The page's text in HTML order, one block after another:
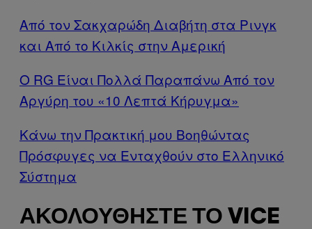
Από τον Σακχαρώδη Διαβήτη στα Ρινγκ
και Από το Κιλκίς στην Αμερική
Ο RG Είναι Πολλά Παραπάνω Από τον
Αργύρη του «10 Λεπτά Κήρυγμα»
Κάνω την Πρακτική μου Βοηθώντας
Πρόσφυγες να Ενταχθούν στο Ελληνικό
Σύστημα
ΑΚΟΛΟΥΘΉΣΤΕ ΤΟ VICE